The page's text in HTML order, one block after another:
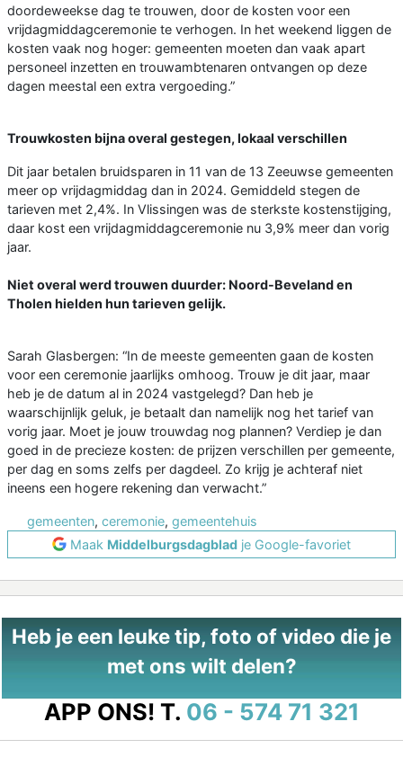
doordeweekse dag te trouwen, door de kosten voor een
vrijdagmiddagceremonie te verhogen. In het weekend liggen de
kosten vaak nog hoger: gemeenten moeten dan vaak apart
personeel inzetten en trouwambtenaren ontvangen op deze
dagen meestal een extra vergoeding.”
Trouwkosten bijna overal gestegen, lokaal verschillen
Dit jaar betalen bruidsparen in 11 van de 13 Zeeuwse gemeenten
meer op vrijdagmiddag dan in 2024. Gemiddeld stegen de
tarieven met 2,4%. In Vlissingen was de sterkste kostenstijging,
daar kost een vrijdagmiddagceremonie nu 3,9% meer dan vorig
jaar.
Niet overal werd trouwen duurder: Noord-Beveland en
Tholen hielden hun tarieven gelijk.
Sarah Glasbergen: “In de meeste gemeenten gaan de kosten
voor een ceremonie jaarlijks omhoog. Trouw je dit jaar, maar
heb je de datum al in 2024 vastgelegd? Dan heb je
waarschijnlijk geluk, je betaalt dan namelijk nog het tarief van
vorig jaar. Moet je jouw trouwdag nog plannen? Verdiep je dan
goed in de precieze kosten: de prijzen verschillen per gemeente,
per dag en soms zelfs per dagdeel. Zo krijg je achteraf niet
ineens een hogere rekening dan verwacht.”
gemeenten, ceremonie, gemeentehuis
Maak Middelburgsdagblad je Google-favoriet
Heb je een leuke tip, foto of video die je
met ons wilt delen?
APP ONS! T. 06 - 574 71 321